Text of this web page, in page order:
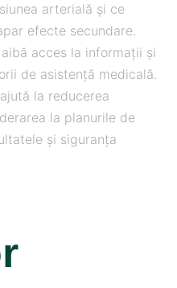
arterială și ce
efecte secundare.
acces la informații și
de asistență medicală.
la reducerea
la planurile de
și siguranța